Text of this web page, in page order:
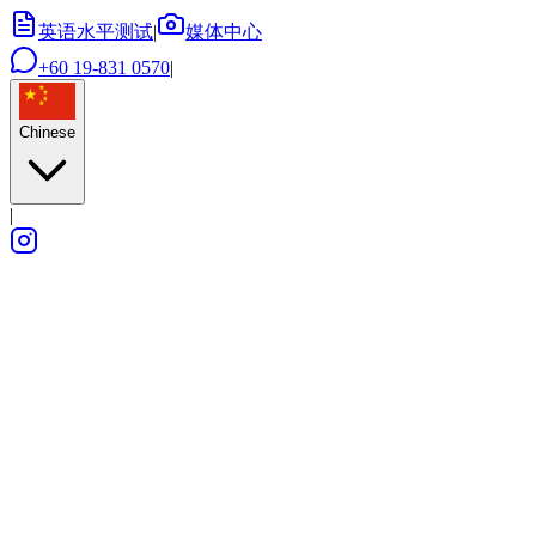
英语水平测试|
媒体中心
+60 19-831 0570|
Chinese
|